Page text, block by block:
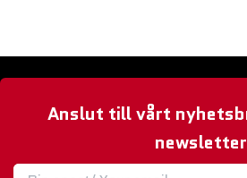
Anslut till vårt
newsletter